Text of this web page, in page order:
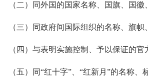
二）同外国的国家名称、国旗、国徽
三）同政府间国际组织的名称、旗帜
四）与表明实施控制、予以保证的官
五）同“红十字”、“红新月”的名称、